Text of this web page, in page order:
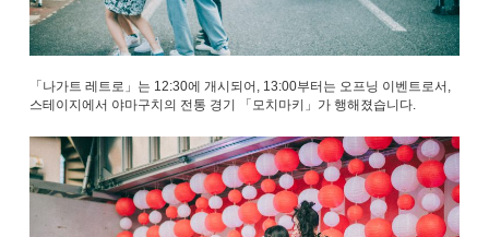
「나가트 레트로」는 12:30에 개시되어, 13:00부터는 오프닝 이벤트로서,
스테이지에서 야마구치의 전통 경기 「모치마키」가 행해졌습니다.